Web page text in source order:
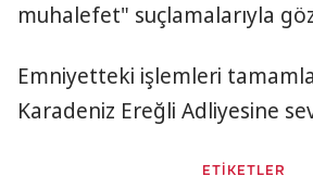
muhalefet" suçlamalarıyla
Emniyetteki işlemleri
Karadeniz Ereğli Adliyesine
ETİKETLER